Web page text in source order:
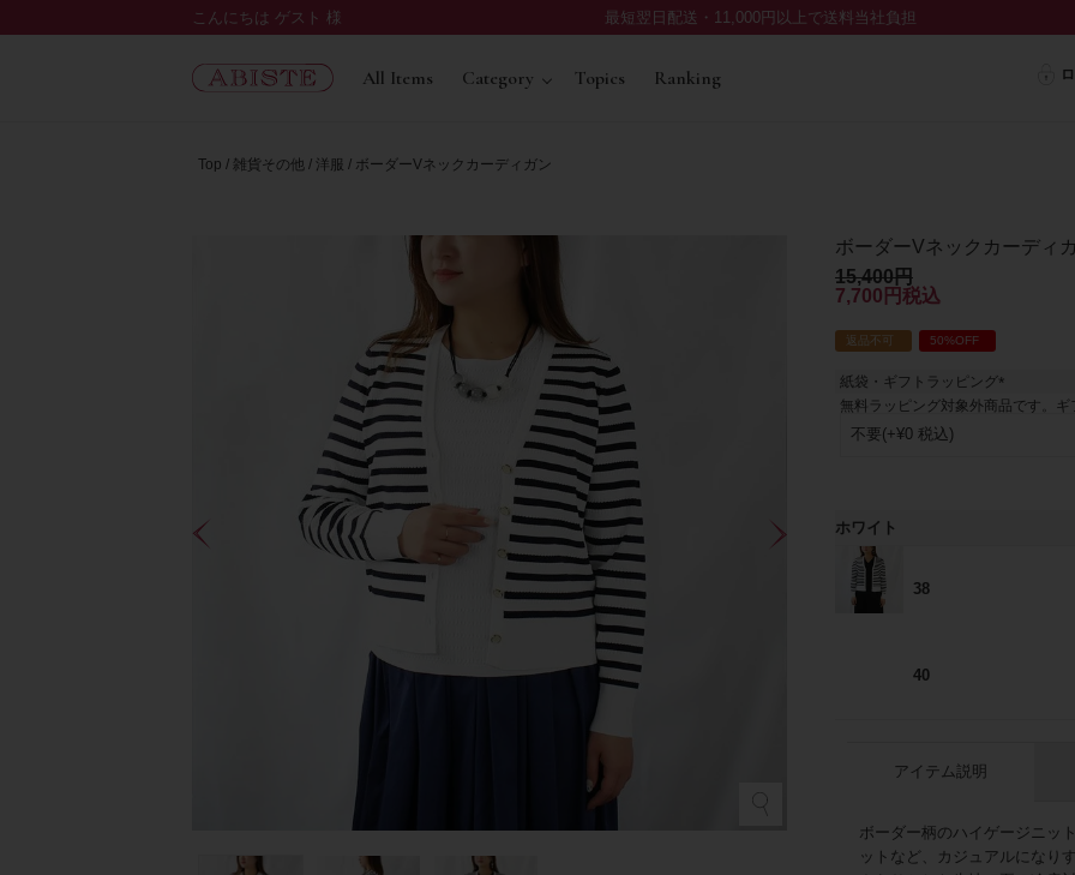
こんにちは ゲスト 様 最短翌日配送・11,000円以上で送料当社負担
All Items Category Topics Ranking
Top 雑貨その他 洋服 ボーダーVネックカーディガン
ボーダーVネックカーディ
15,400
7,700
税込
返品不可 50%OFF
紙袋・ギフトラッピング
(
必
無料ラッピング対象外商品です。
ホワイト
38
40
アイテム説明
ボーダー柄のハイゲージニッ
ットなど、カジュアルになり